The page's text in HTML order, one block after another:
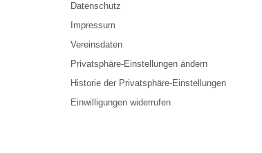
Datenschutz
Impressum
Vereinsdaten
Privatsphäre-Einstellungen ändern
Historie der Privatsphäre-Einstellungen
Einwilligungen widerrufen